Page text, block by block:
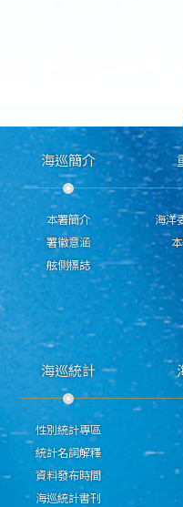
海巡簡介
本署簡介
署徽意涵
舷側標誌
海洋
海巡統計
性別統計專區
統計名詞解釋
資料發布時間
海巡統計書刊